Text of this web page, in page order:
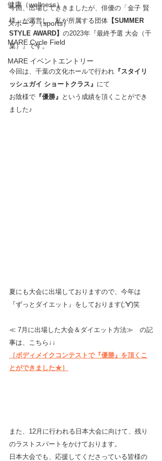
健康（wellness）
スポーツ（sports）
MARE Cycle Field
MARE イベントエントリー
今回、出場してききましたが、俳優の「金子 賢
様」が運営し、私が所属する団体 【SUMMER
STYLE AWARD】 の2023年『最終予選 大会（千
葉）』です。
今回は、千葉の文化ホールで行われ 『スタイリ
ッシュガイ ショートクラス』 にて
お陰様で 『優勝』 という成績を頂くことができ
ました♪
夏にも大会に出場しておりますので、今年は
『ずっとダイエット』をしております(;'∀')笑
≪ 7月に出場した大会＆ダイエット方法≫　の記
事は、こちら↓↓
［ボディメイクコンテストで『優勝』を頂くこ
とができました★］
また、12月に行われる日本大会に向けて、残り
のラストスパートをかけております。
日本大会でも、応援してくださっている皆様の